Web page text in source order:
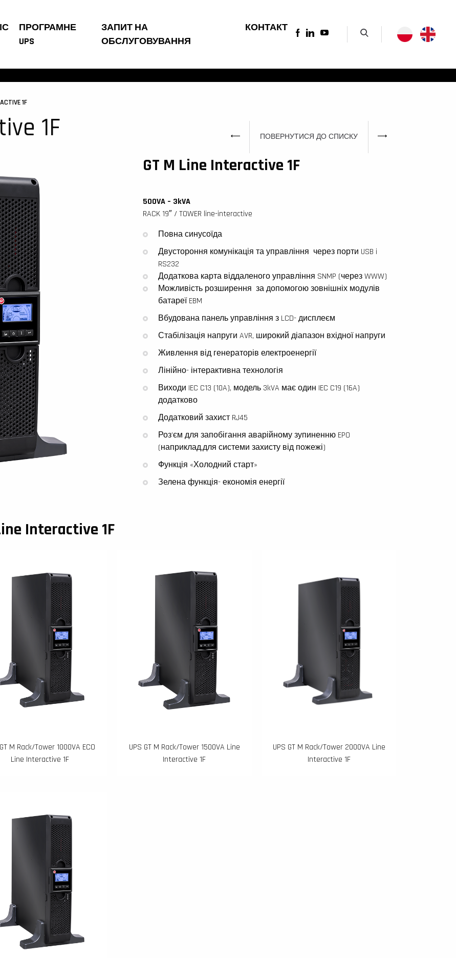
ПРОГРАМНЕ
UPS
ЗАПИТ НА
ОБСЛУГОВУВАННЯ
КОНТАКТ
1F
1F ПОВЕРНУТИСЯ ДО СПИСКУ
GT M Line Interactive 1F
500VA – 3kVA
RACK 19″ / TOWER line-interactive
Повна синусоїда
Двустороння комунікація та управління через порти USB i
RS232
Додаткова карта віддаленого управління SNMP (через WWW)
Можливість розширення за допомогою зовнішніх модулів
батареї EBM
Вбудована панель управління з LCD- дисплеєм
Стабілізація напруги AVR, широкий діапазон вхідної напруги
Живлення від генераторів електроенергії
Лінійно- інтерактивна технологія
Виходи IEC C13 (10A), модель 3kVA має один IEC C19 (16A)
додатково
Додатковий захист RJ45
Роз’єм для запобігання аварійному зупиненню EPO
(наприклад,для системи захисту від пожежі)
Функція «Холодний старт»
Зелена функція- економія енергії
Interactive 1F
M Rack/Tower 1000VA ECO
Line Interactive 1F
UPS GT M Rack/Tower 1500VA Line
Interactive 1F
UPS GT M Rack/Tower 2000VA Line
Interactive 1F